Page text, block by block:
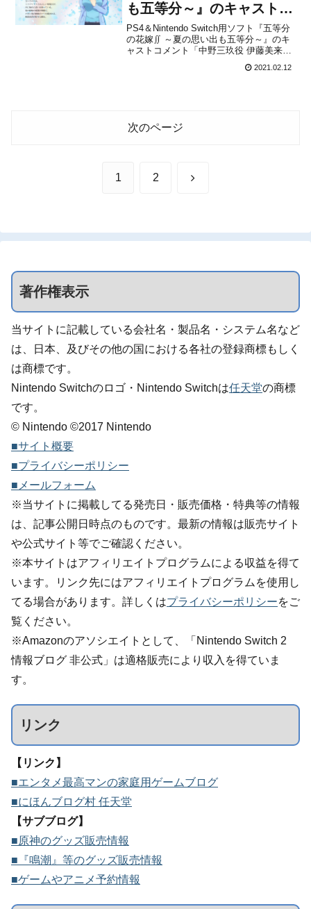
も五等分～』のキャストコ
メント「中野三玖役 伊藤
美来」が公開！
PS4＆Nintendo Switch用ソフト『五等分
の花嫁∬ ～夏の思い出も五等分～』のキ
ャストコメント「中野三玖役 伊藤美来」
から動画をチェックすることができま
2021.02.12
次のページ
1 2 次
著作権表示
当サイトに記載している会社名・製品名・システム名など
は、日本、及びその他の国における各社の登録商標もしく
は商標です。
Nintendo Switchのロゴ・Nintendo Switchは任天堂の商標
です。
© Nintendo ©2017 Nintendo
■サイト概要
■プライバシーポリシー
■メールフォーム
※当サイトに掲載してる発売日・販売価格・特典等の情報
は、記事公開日時点のものです。最新の情報は販売サイト
や公式サイト等でご確認ください。
※本サイトはアフィリエイトプログラムによる収益を得て
います。リンク先にはアフィリエイトプログラムを使用し
てる場合があります。詳しくはプライバシーポリシーをご
覧ください。
※Amazonのアソシエイトとして、「Nintendo Switch 2
情報ブログ 非公式」は適格販売により収入を得ていま
す。
リンク
【リンク】
■エンタメ最高マンの家庭用ゲームブログ
■にほんブログ村 任天堂
【サブブログ】
■原神のグッズ販売情報
■『鳴潮』等のグッズ販売情報
■ゲームやアニメ予約情報